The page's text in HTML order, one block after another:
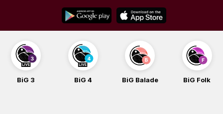
content
BiG 3 BiG 4 BiG Balade BiG Folk